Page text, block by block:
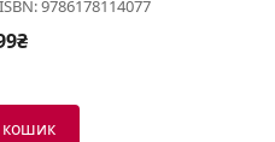
ISBN: 9786178114077